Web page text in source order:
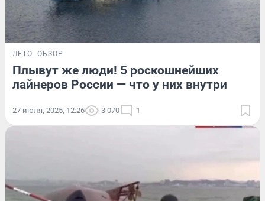
ЛЕТО ОБЗОР
Плывут же люди! 5 роскошнейших
лайнеров России — что у них внутри
27 июля, 2025, 12:26 3 070 1